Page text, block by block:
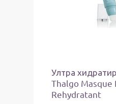
Ултра
Thalgo Masque
Rehydratant